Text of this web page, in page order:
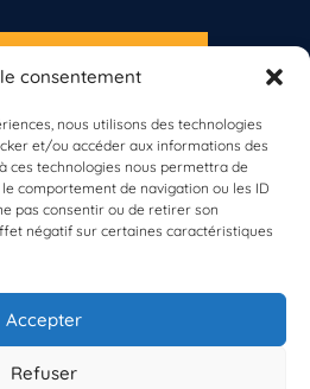
consentement
nous utilisons des technologies
et/ou accéder aux informations des
ces technologies nous permettra de
comportement de navigation ou les ID
pas consentir ou de retirer son
négatif sur certaines caractéristiques
Accepter
Refuser
de BioLit
d'observation
Ressources
du programme
À LA NEWSLETTER